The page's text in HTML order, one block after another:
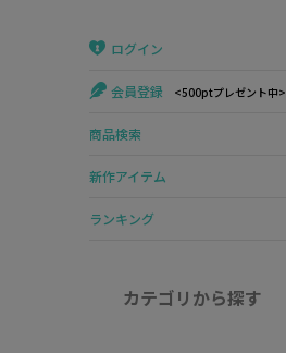
GLAMOROUS
ログイン
会員登録 <500ptプレゼント中>
商品検索
新作アイテム
ランキング
カテゴリから探す